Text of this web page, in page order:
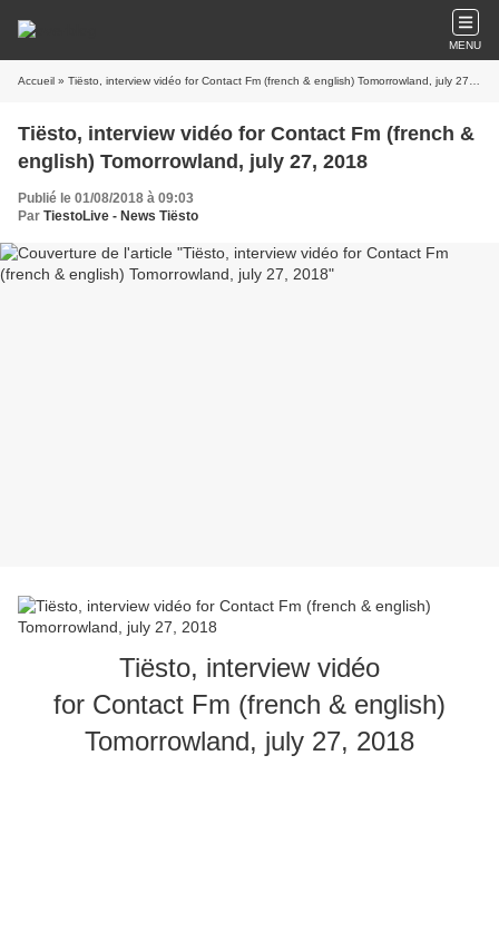
MENU
Accueil » Tiësto, interview vidéo for Contact Fm (french & english) Tomorrowland, july 27, 2018
Tiësto, interview vidéo for Contact Fm (french &
english) Tomorrowland, july 27, 2018
Publié le 01/08/2018 à 09:03
Par TiestoLive - News Tiësto
Tiësto, interview vidéo
for Contact Fm (french & english)
Tomorrowland, july 27, 2018